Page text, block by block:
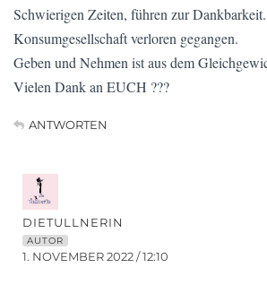
Schwierigen Zeiten, führen zur
Konsumgesellschaft verloren gegangen.
Geben und Nehmen ist aus dem
Vielen Dank an EUCH ???
ANTWORTEN
DIETULLNERIN
AUTOR
1. NOVEMBER 2022 / 12:10